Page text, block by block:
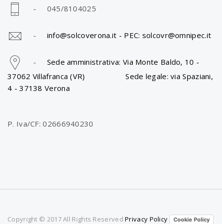
- 045/8104025
- info@solcoverona.it - PEC: solcovr@omnipec.it
- Sede amministrativa: Via Monte Baldo, 10 -
37062 Villafranca (VR) Sede legale: via Spaziani,
4 - 37138 Verona
P. Iva/CF: 02666940230
Copyright © 2017 All Rights ReservedPrivacy Policy Cookie Policy